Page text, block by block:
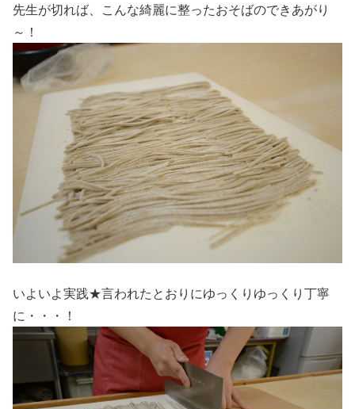
先生が切れば、こんな綺麗に整ったおそばのできあがり
～！
いよいよ実践★言われたとおりにゆっくりゆっくり丁寧
に・・・！